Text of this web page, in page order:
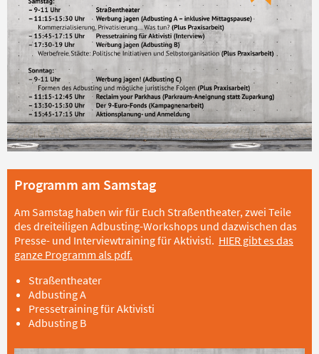
Programm am Samstag
Am Samstag haben wir für Euch Straßentheater, zwei Teile
des dreiteiligen Adbusting-Workshops und dazwischen das
Presse- und Interviewtraining für Aktivisti. HIER gibt es das
ganze Programm als pdf.
Straßentheater
Adbusting A
Pressetraining für Aktivisti
Adbusting B